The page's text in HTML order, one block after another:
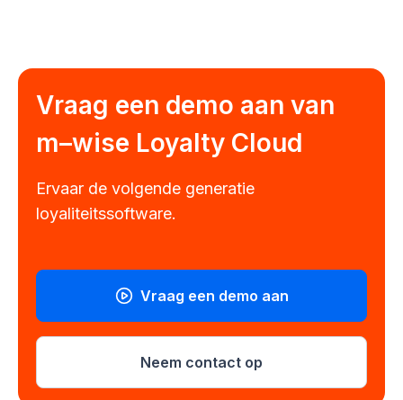
Vraag een demo aan van
m–wise Loyalty Cloud
Ervaar de volgende generatie
loyaliteitssoftware.
Neem contact op
Vraag een demo aan